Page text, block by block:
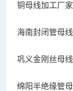
铜母线加工厂
海南封闭管母
巩义金刚丝母
绵阳半绝缘管